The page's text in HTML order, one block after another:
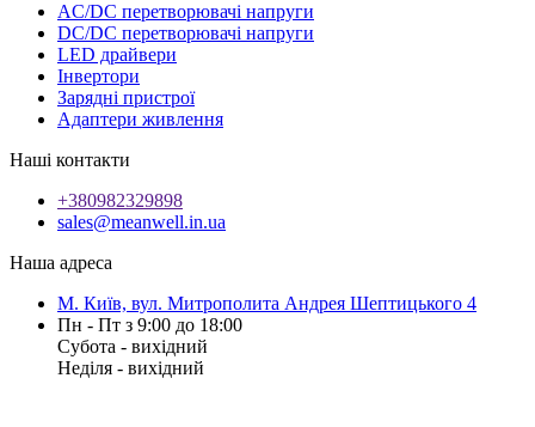
AC/DC перетворювачі напруги
DC/DC перетворювачі напруги
LED драйвери
Інвертори
Зарядні пристрої
Адаптери живлення
Наші контакти
+380982329898
sales@meanwell.in.ua
Наша адреса
М. Київ, вул. Митрополита Андрея Шептицького 4
Пн - Пт з 9:00 до 18:00
Субота - вихідний
Неділя - вихідний